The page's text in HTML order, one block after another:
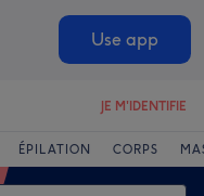
Use app
JE M'IDENTIFIE
ÉPILATION CORPS